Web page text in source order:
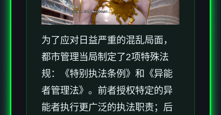
为了应对日益严重的混乱局面，
都市管理当局制定了2项特殊法
规：《特别执法条例》和《异能
者管理法》。前者授权特定的异
能者执行更广泛的执法职责；后